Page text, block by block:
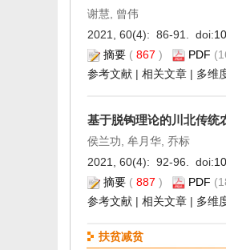
谢慧, 曾伟
2021, 60(4): 86-91. doi:
摘要 ( 867 ) PDF
参考文献 | 相关文章 | 多维
基于脱钩理论的川北传
侯兰功, 牟月华, 乔标
2021, 60(4): 92-96. doi:
摘要 ( 887 ) PDF
参考文献 | 相关文章 | 多维
扶贫减贫